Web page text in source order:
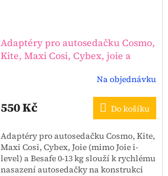
Adaptéry pro autosedačku Cosmo,
Kite, Maxi Cosi, Cybex, joie a
Coletto, Camarelo a Seeba
produktu
je
z
5
hvězdiček.
Na objednávku
550 Kč Do košíku
Adaptéry pro autosedačku Cosmo, Kite,
Maxi Cosi, Cybex, Joie (mimo Joie i-
level) a Besafe 0-13 kg slouží k rychlému
nasazení autosedačky na konstrukci